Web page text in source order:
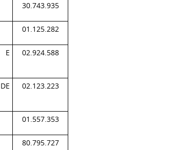
30.743.935
01.125.282
E
02.924.588
02.123.223
01.557.353
80.795.727